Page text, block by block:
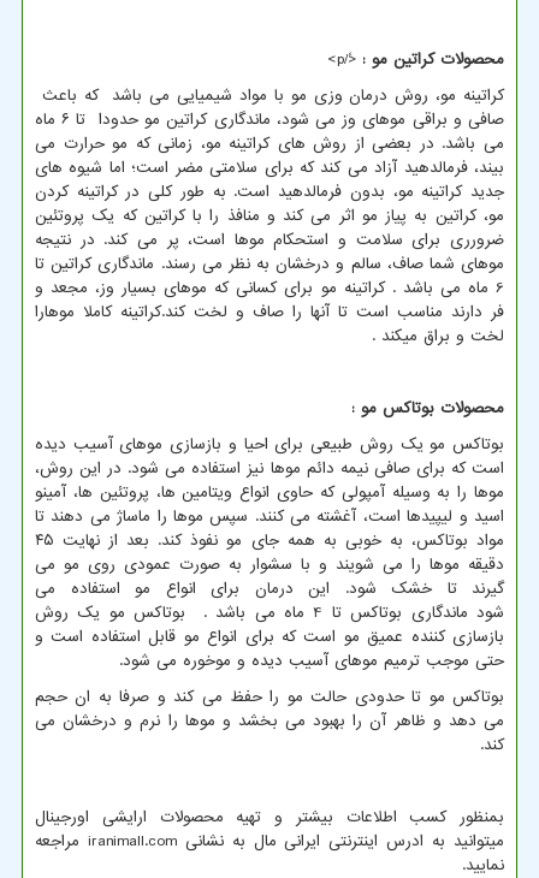
محصولات کراتین مو : <ً/p>
کراتینه مو، روش درمان وزی مو با مواد شیمیایی می باشد که باعث
صافی و براقی موهای وز می شود، ماندگاری کراتین مو حدودا تا ۶ ماه
می باشد. در بعضی از روش های کراتینه مو، زمانی که مو حرارت می
بیند، فرمالدهید آزاد می کند که برای سلامتی مضر است؛ اما شیوه های
جدید کراتینه مو، بدون فرمالدهید است. به طور کلی در کراتینه کردن
مو، کراتین به پیاز مو اثر می کند و منافذ را با کراتین که یک پروتئین
ضرورری برای سلامت و استحکام موها است، پر می کند. در نتیجه
موهای شما صاف، سالم و درخشان به نظر می رسند. ماندگاری کراتین تا
6 ماه می باشد . کراتینه مو برای کسانی که موهای بسیار وز، مجعد و
فر دارند مناسب است تا آنها را صاف و لخت کند.کراتینه کاملا موهارا
لخت و براق میکند .
محصولات بوتاکس مو :
بوتاکس مو یک روش طبیعی برای احیا و بازسازی موهای آسیب دیده
است که برای صافی نیمه دائم موها نیز استفاده می شود. در این روش،
موها را به وسیله آمپولی که حاوی انواع ویتامین ها، پروتئین ها، آمینو
اسید و لیپیدها است، آغشته می کنند. سپس موها را ماساژ می دهند تا
مواد بوتاکس، به خوبی به همه جای مو نفوذ کند. بعد از نهایت ۴۵
دقیقه موها را می شویند و با سشوار به صورت عمودی روی مو می
گیرند تا خشک شود. این درمان برای انواع مو استفاده می
شود ماندگاری بوتاکس تا 4 ماه می باشد . بوتاکس مو یک روش
بازسازی کننده عمیق مو است که برای انواع مو قابل استفاده است و
حتی موجب ترمیم موهای آسیب دیده و موخوره می شود.
بوتاکس مو تا حدودی حالت مو را حفظ می کند و صرفا به ان حجم
می دهد و ظاهر آن را بهبود می بخشد و موها را نرم و درخشان می
کند.
بمنظور کسب اطلاعات بیشتر و تهیه محصولات ارایشی اورجینال
میتوانید به ادرس اینترنتی ایرانی مال به نشانیiranimall.com مراجعه
نمایید.